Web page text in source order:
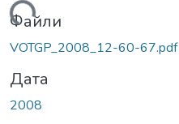
Файли
VOTGP_2008_12-60-67.pdf
Дата
2008